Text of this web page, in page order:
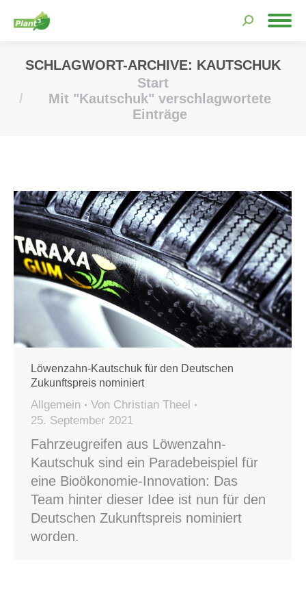
Search:
SCHLAGWORT-ARCHIVE: KAUTSCHUK
Sie befinden sich hier:Start
Mit "Kautschuk" verschlagwortete
Einträge
Löwenzahn-Kautschuk für den Deutschen
Zukunftspreis nominiert
Allgemein Von Christian Theel
25. September 2021
Fahrzeugreifen aus Löwenzahn-
Kautschuk sind ein Paradebeispiel für
eine Bioökonomie-Innovation: Das
Team hinter dieser Idee ist nun für den
Deutschen Zukunftspreis nominiert
worden.